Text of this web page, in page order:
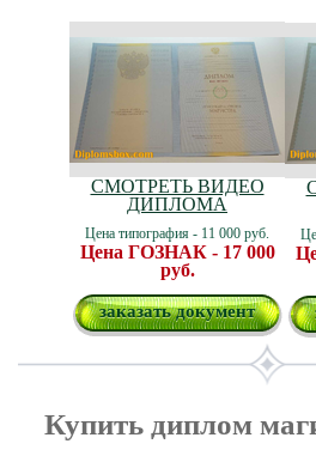
СМОТРЕТЬ ВИДЕО
ДИПЛОМА
Цена типография - 11 000 руб.
Цена ГОЗНАК - 17 000
руб.
заказать документ
Купить диплом